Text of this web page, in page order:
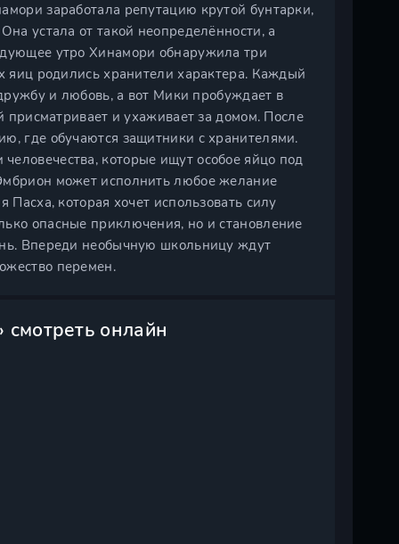
заработала репутацию крутой бунтарки,
устала от такой неопределённости, а
утро Хинамори обнаружила три
яиц родились хранители характера. Каждый
и любовь, а вот Мики пробуждает в
присматривает и ухаживает за домом. После
где обучаются защитники с хранителями.
которые ищут особое яйцо под
может исполнить любое желание
Пасха, которая хочет использовать силу
опасные приключения, но и становление
Впереди необычную школьницу ждут
перемен.
смотреть онлайн